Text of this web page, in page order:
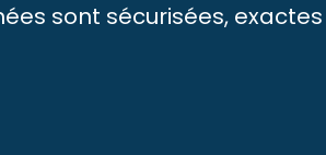
sont sécurisées,